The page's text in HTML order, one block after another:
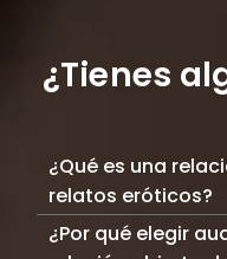
¿Tienes
¿Qué es una
relatos eróticos?
Una relación
consensuada,
¿Por qué elegir